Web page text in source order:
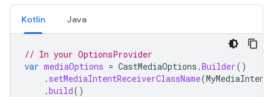
Kotlin Java
// In your OptionsProvider
var mediaOptions = CastMediaOptions .Builder()
. setMediaIntentReceiverClassName(
.build()